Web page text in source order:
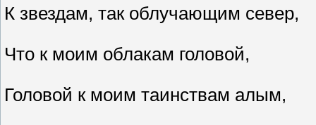
К звездам, так облучающим север,
Что к моим облакам головой,
Головой к моим таинствам алым,